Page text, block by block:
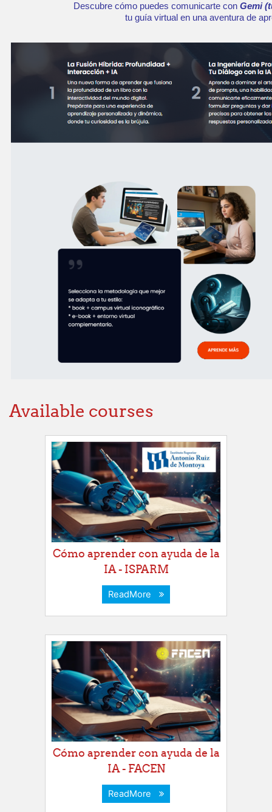
Descubre cómo puedes comunicarte con Gemi
tu guía virtualen una aventura de
Available courses
Cómo aprender con ayuda de la
IA - ISPARM
ReadMore
Cómo aprender con ayuda de la
IA - FACEN
ReadMore